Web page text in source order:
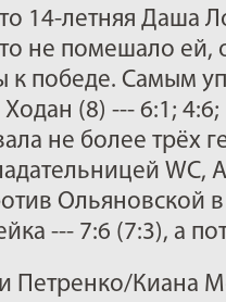
14-летняя Даша
не помешало ей,
к победе. Самым
(8) --- 6:1;
не более трёх
Ольяновской
--- 7:6 (7:3), а
Петренко/Киана